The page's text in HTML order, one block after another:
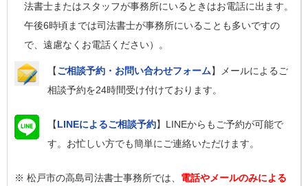
法書士またはスタッフが事務所にいるときはお電話に出ます。
午後6時頃までは司法書士が事務所にいることも多いですの
で、遠慮なくお電話ください）。
【ご相談予約・お問い合わせフォーム】メールによるご
相談予約を24時間受け付けております。
【LINEによるご相談予約】LINEからもご予約が可能で
す。お忙しい方でも簡単にご連絡いただけます。
※ 松戸市の高島司法書士事務所では、 電話やメールのみによる